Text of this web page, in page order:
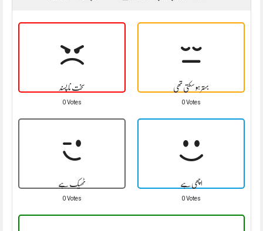
سخت نا پسند
0 Votes
بہتر ہو سکتی تھی
0 Votes
ٹھیک ہے
0 Votes
اچھی ہے
0 Votes